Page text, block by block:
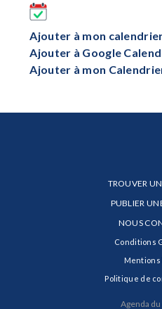
Ajouter à mon
Ajouter à Google
Ajouter à mon
TROUVER
PUBLIER
NOUS
Conditions
Mentions
Politique de
Agenda